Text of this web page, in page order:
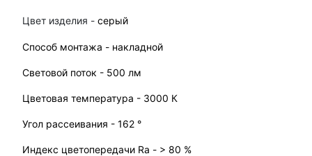
Цвет изделия - серый
Способ монтажа - накладной
Световой поток - 500 лм
Цветовая температура - 3000 К
Угол рассеивания - 162 °
Индекс цветопередачи Ra - > 80 %